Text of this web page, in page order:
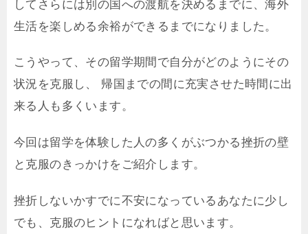
してさらには別の国への渡航を決めるまでに、海外
生活を楽しめる余裕ができるまでになりました。
こうやって、その留学期間で自分がどのようにその
状況を克服し、 帰国までの間に充実させた時間に出
来る人も多くいます。
今回は留学を体験した人の多くがぶつかる挫折の壁
と克服のきっかけをご紹介します。
挫折しないかすでに不安になっているあなたに少し
でも、克服のヒントになればと思います。